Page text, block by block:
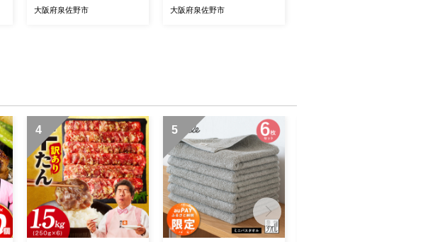
ル 国産 吸水 普段使い 無地
大阪府泉佐野市
ル 国産 吸水 普段使い 無地
大阪府泉佐野市
4 5